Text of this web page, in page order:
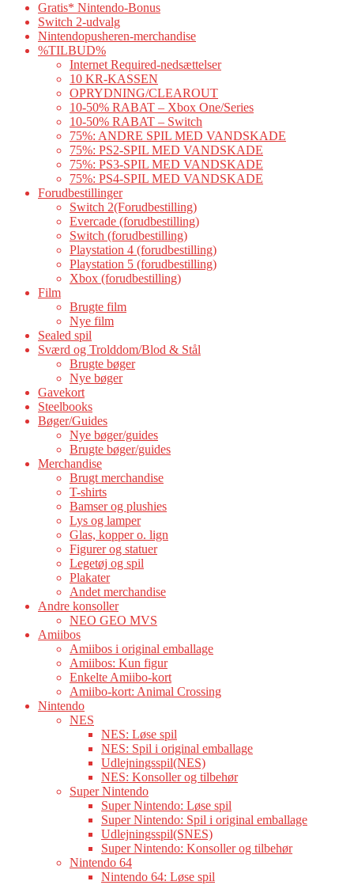
Gratis* Nintendo-Bonus
Switch 2-udvalg
Nintendopusheren-merchandise
%TILBUD%
Internet Required-nedsættelser
10 KR-KASSEN
OPRYDNING/CLEAROUT
10-50% RABAT – Xbox One/Series
10-50% RABAT – Switch
75%: ANDRE SPIL MED VANDSKADE
75%: PS2-SPIL MED VANDSKADE
75%: PS3-SPIL MED VANDSKADE
75%: PS4-SPIL MED VANDSKADE
Forudbestillinger
Switch 2(Forudbestilling)
Evercade (forudbestilling)
Switch (forudbestilling)
Playstation 4 (forudbestilling)
Playstation 5 (forudbestilling)
Xbox (forudbestilling)
Film
Brugte film
Nye film
Sealed spil
Sværd og Trolddom/Blod & Stål
Brugte bøger
Nye bøger
Gavekort
Steelbooks
Bøger/Guides
Nye bøger/guides
Brugte bøger/guides
Merchandise
Brugt merchandise
T-shirts
Bamser og plushies
Lys og lamper
Glas, kopper o. lign
Figurer og statuer
Legetøj og spil
Plakater
Andet merchandise
Andre konsoller
NEO GEO MVS
Amiibos
Amiibos i original emballage
Amiibos: Kun figur
Enkelte Amiibo-kort
Amiibo-kort: Animal Crossing
Nintendo
NES
NES: Løse spil
NES: Spil i original emballage
Udlejningsspil(NES)
NES: Konsoller og tilbehør
Super Nintendo
Super Nintendo: Løse spil
Super Nintendo: Spil i original emballage
Udlejningsspil(SNES)
Super Nintendo: Konsoller og tilbehør
Nintendo 64
Nintendo 64: Løse spil